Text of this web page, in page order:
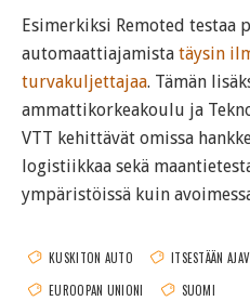
Esimerkiksi Remoted testaa
automaattiajamista täysin
turvakuljettajaa. Tämän
ammattikorkeakoulu ja
VTT kehittävät omissa
logistiikkaa sekä
ympäristöissä kuin
KUSKITON AUTO ITSESTÄÄN
EUROOPAN UNIONI
SUOMI